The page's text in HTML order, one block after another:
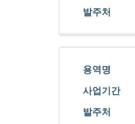
발주처
용역명
사업기간
발주처